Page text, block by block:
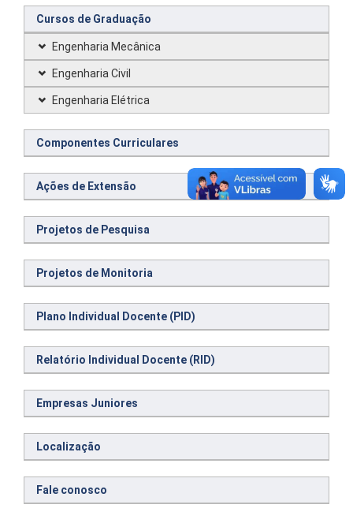
Cursos de Graduação
Engenharia Mecânica
Engenharia Civil
Engenharia Elétrica
Componentes Curriculares
Ações de Extensão
Projetos de Pesquisa
Projetos de Monitoria
Plano Individual Docente (PID)
Relatório Individual Docente (RID)
Empresas Juniores
Localização
Fale conosco